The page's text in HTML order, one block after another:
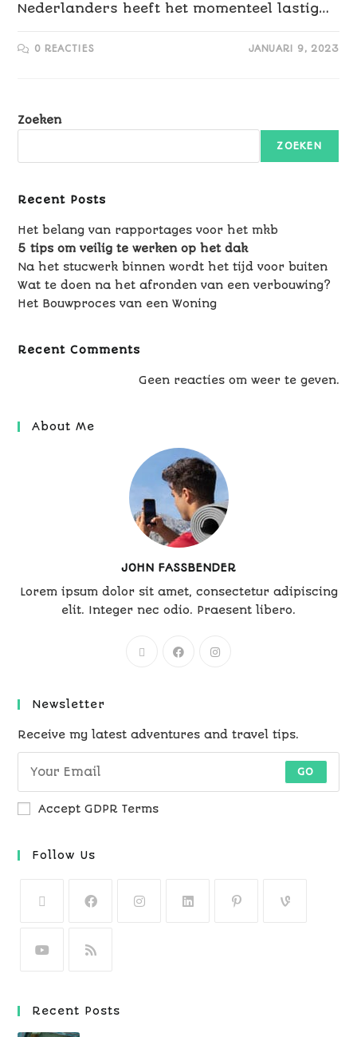
Nederlanders heeft het momenteel lastig…
0 REACTIES JANUARI 9, 2023
Zoeken
ZOEKEN
Recent Posts
Het belang van rapportages voor het mkb
5 tips om veilig te werken op het dak
Na het stucwerk binnen wordt het tijd voor buiten
Wat te doen na het afronden van een verbouwing?
Het Bouwproces van een Woning
Recent Comments
Geen reacties om weer te geven.
About Me
JOHN FASSBENDER
Lorem ipsum dolor sit amet, consectetur adipiscing
elit. Integer nec odio. Praesent libero.
Newsletter
Receive my latest adventures and travel tips.
GO
Accept GDPR Terms
Follow Us
Recent Posts